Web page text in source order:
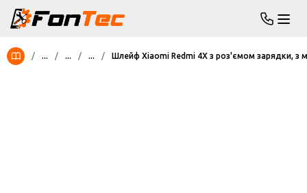
/ ... / ... / ... / Шлейф Xiaomi Redmi 4X з роз'ємом зарядки, з